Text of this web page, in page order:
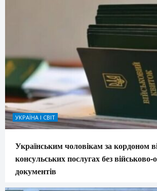
УКРАЇНА І СВІТ
Українським чоловікам за кордоном
консульських послугах без військово-
документів